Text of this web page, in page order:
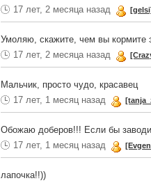
17 лет, 2 месяца назад
Умоляю, скажите, чем вы кормите
17 лет, 2 месяца назад
Мальчик, просто чудо, красавец
17 лет, 1 месяц назад
Обожаю доберов!!! Если бы
17 лет, 1 месяц назад
лапочка!!))